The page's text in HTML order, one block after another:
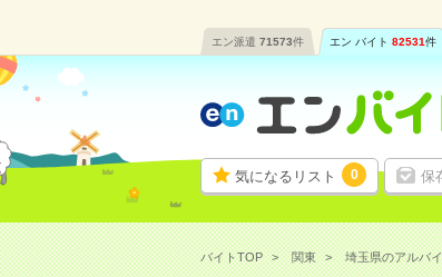
エン派遣 71573件 エン バイト 82531件
気になるリスト 0 保
バイトTOP 関東 埼玉県のアルバ